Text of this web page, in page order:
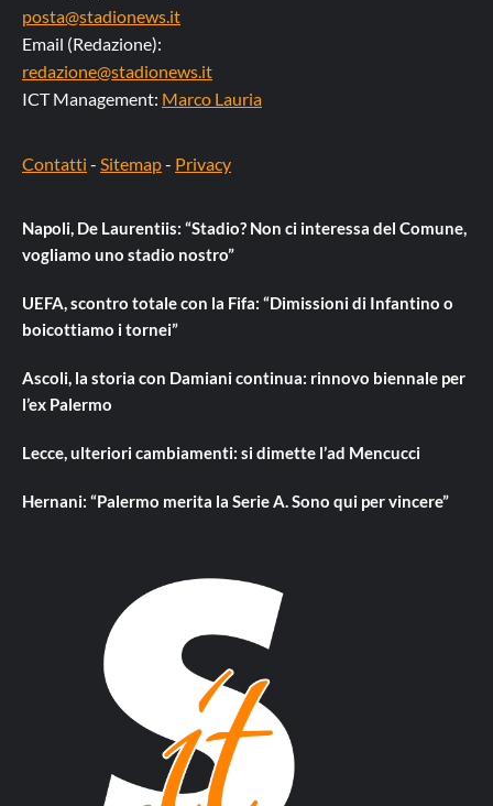
posta@stadionews.it
Email (Redazione):
redazione@stadionews.it
ICT Management: Marco Lauria
Contatti - Sitemap- Privacy
Napoli, De Laurentiis: “Stadio? Non ci interessa del Comune,
vogliamo uno stadio nostro”
UEFA, scontro totale con la Fifa: “Dimissioni di Infantino o
boicottiamo i tornei”
Ascoli, la storia con Damiani continua: rinnovo biennale per
l’ex Palermo
Lecce, ulteriori cambiamenti: si dimette l’ad Mencucci
Hernani: “Palermo merita la Serie A. Sono qui per vincere”